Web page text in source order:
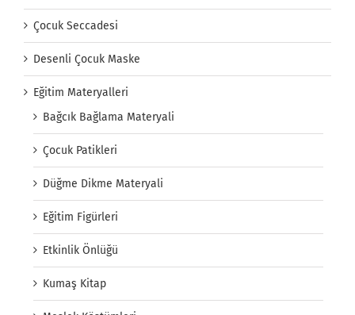
Çocuk Seccadesi
Desenli Çocuk Maske
Eğitim Materyalleri
Bağcık Bağlama Materyali
Çocuk Patikleri
Düğme Dikme Materyali
Eğitim Figürleri
Etkinlik Önlüğü
Kumaş Kitap